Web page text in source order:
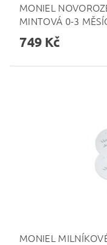
MONIEL
MINTOVÁ 0-3
749 Kč
MONIEL